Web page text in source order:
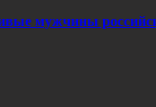
мужчины